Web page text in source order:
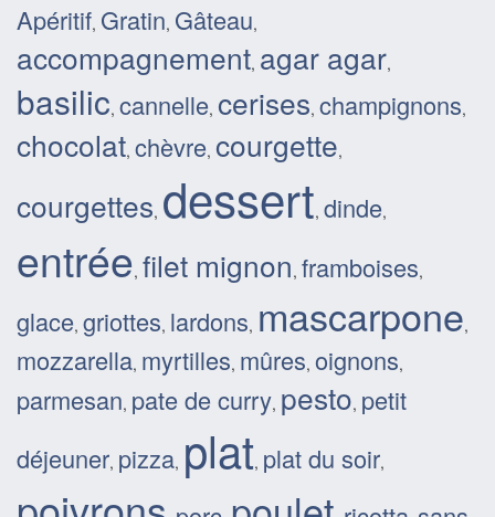
Apéritif, Gratin, Gâteau,
accompagnement, agar agar,
basilic, cannelle, cerises, champignons,
chocolat, chèvre, courgette,
courgettes, dessert, dinde,
entrée, filet mignon, framboises,
glace, griottes, lardons, mascarpone,
mozzarella, myrtilles, mûres, oignons,
parmesan, pate de curry, pesto, petit
déjeuner, pizza, plat, plat du soir,